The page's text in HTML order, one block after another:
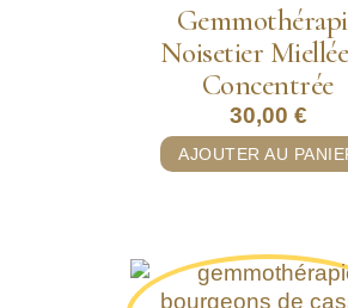
Noisetier
Concentrée
30,00 €
AJOUTER AU